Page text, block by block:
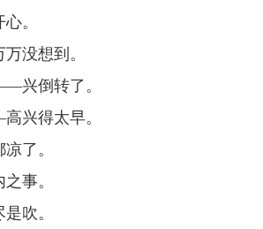
。
没想到。
兴倒转了。
兴得太早。
了。
事。
吹。